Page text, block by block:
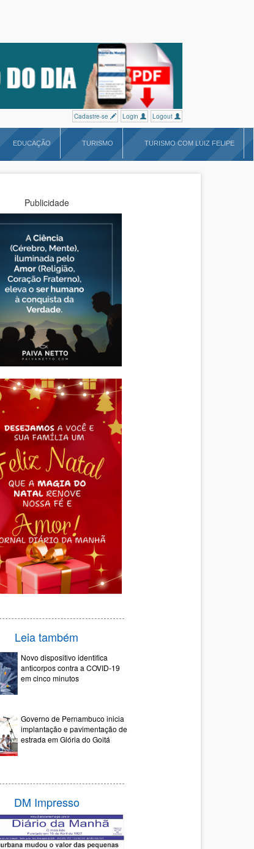
Cadastre-se Login Logout
EDUCAÇÃO TURISMO TURISMO COM LUIZ FELIPE
Publicidade
Leia também
Novo dispositivo identifica
anticorpos contra a COVID-19
em cinco minutos
Governo de Pernambuco inicia
implantação e pavimentação de
estrada em Glória do Goitá
DM Impresso